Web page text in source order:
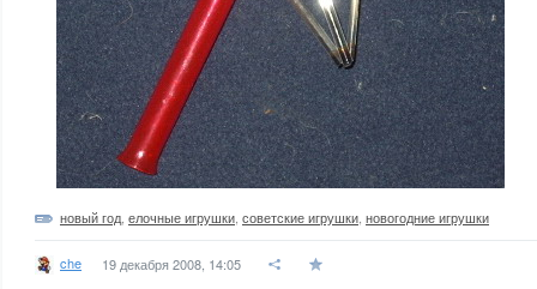
новый год елочные игрушки советские игрушки новогодние игрушки
che 19 декабря 2008, 14:05